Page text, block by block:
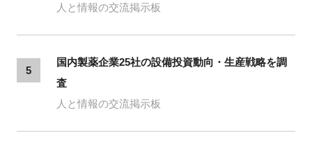
人と情報の交流掲示板
5
国内製薬企業25社の設備投資動向・生産戦略を調
査
人と情報の交流掲示板